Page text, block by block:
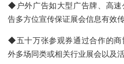
◆户外广告如大型广告牌、高速
告多方位宣传保证展会信息有效传
◆五十万张参观券通过合作的商
外多场同类或相关行业展会以及